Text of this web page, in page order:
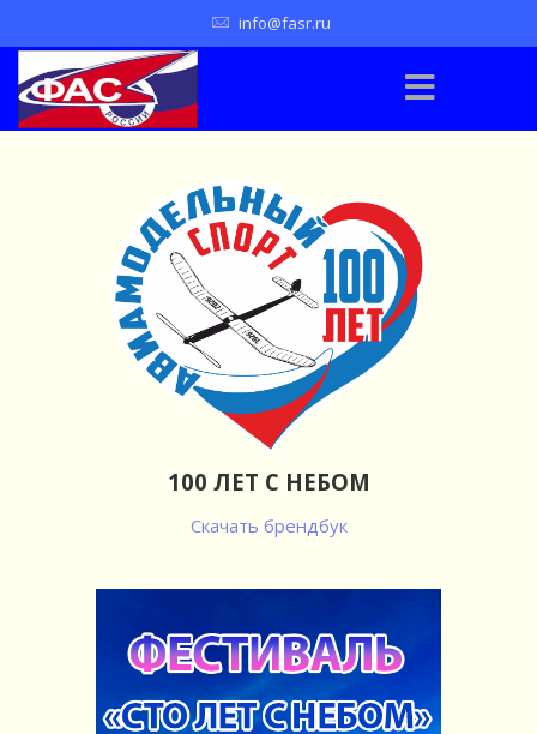
info@fasr.ru
100 ЛЕТ С НЕБОМ
Скачать брендбук